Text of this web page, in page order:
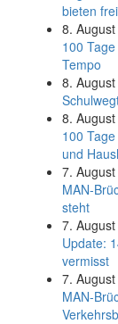
bieten
8.
100
Tempo
8.
8.
100
und
7.
MAN-
steht
7.
Update:
vermisst
7.
MAN-